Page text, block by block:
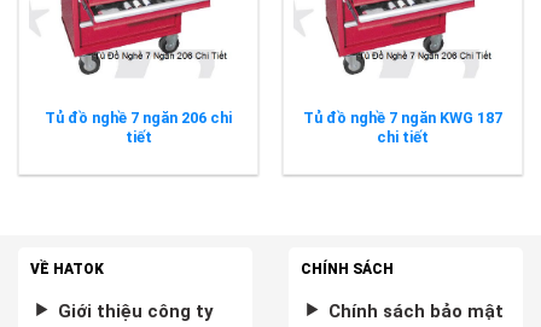
Tủ đồ nghề 7 ngăn 206 chi
tiết
Tủ đồ nghề 7 ngăn KWG 187
chi tiết
VỀ HATOK
Giới thiệu công ty
CHÍNH SÁCH
Chính sách bảo mật